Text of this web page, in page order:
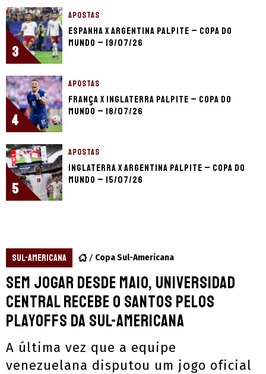
3
APOSTAS
Espanha x Argentina palpite – Copa do
Mundo – 19/07/26
4
APOSTAS
França x Inglaterra palpite – Copa do
Mundo – 18/07/26
5
APOSTAS
Inglaterra x Argentina palpite – Copa do
Mundo – 15/07/26
SUL-AMERICANA Copa Sul-Americana
Sem jogar desde maio, Universidad
Central recebe o Santos pelos
playoffs da Sul-Americana
A última vez que a equipe
venezuelana disputou um jogo oficial